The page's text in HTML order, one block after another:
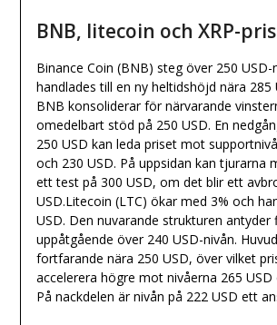
BNB, litecoin och XRP-pris
Binance Coin (BNB) steg över 250 USD-
handlades till en ny heltidshöjd nära 285
BNB konsoliderar för närvarande
omedelbart stöd på 250 USD. En
250 USD kan leda priset mot
och 230 USD. På uppsidan kan tjurarna
ett test på 300 USD, om det blir ett
USD.Litecoin (LTC) ökar med 3% och
USD. Den nuvarande strukturen antyder
uppåtgående över 240 USD-nivån.
fortfarande nära 250 USD, över vilket
accelerera högre mot nivåerna 265 USD
På nackdelen är nivån på 222 USD ett